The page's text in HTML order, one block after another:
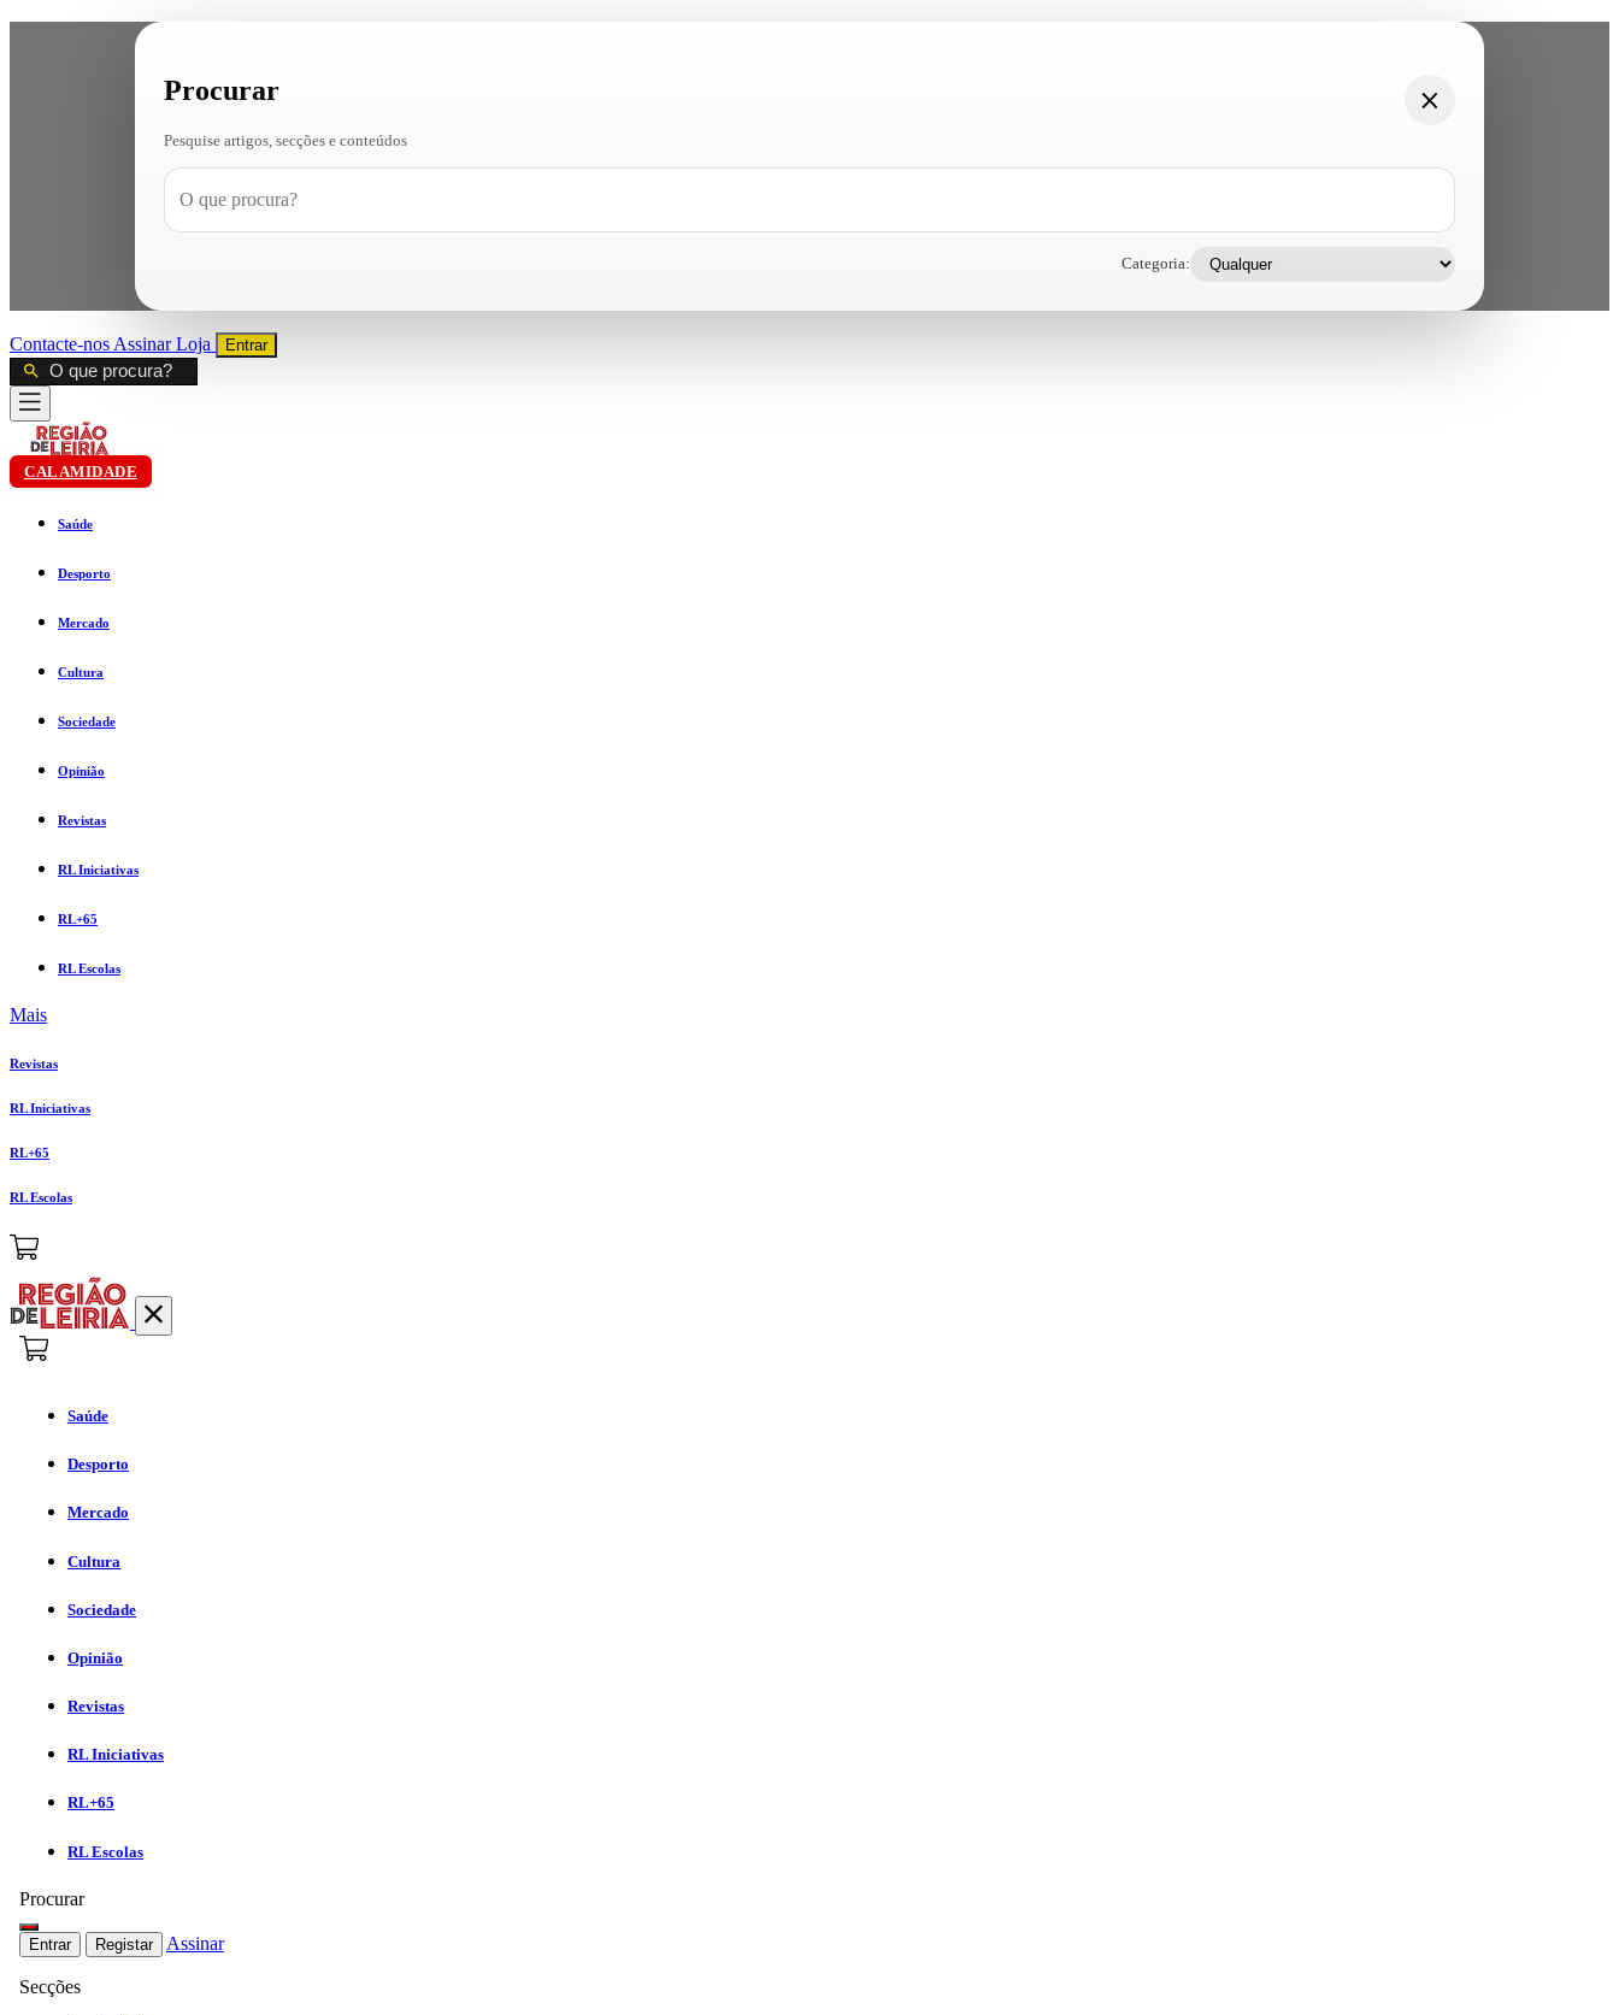
Procurar
Pesquise artigos, secções e conteúdos
Categoria:
Contacte-nos AssinarLoja Entrar
CALAMIDADE
Saúde
Desporto
Mercado
Cultura
Sociedade
Opinião
Revistas
RL Iniciativas
RL+65
RL Escolas
Mais
Revistas
RL Iniciativas
RL+65
RL Escolas
Saúde
Desporto
Mercado
Cultura
Sociedade
Opinião
Revistas
RL Iniciativas
RL+65
RL Escolas
Procurar
Entrar Registar Assinar
Secções